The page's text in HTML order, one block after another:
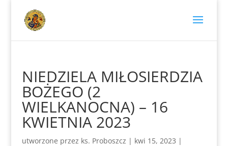
NIEDZIELA MIŁOSIERDZIA
BOŻEGO (2
WIELKANOCNA) – 16
KWIETNIA 2023
utworzone przez ks. Proboszcz | kwi 15, 2023 |